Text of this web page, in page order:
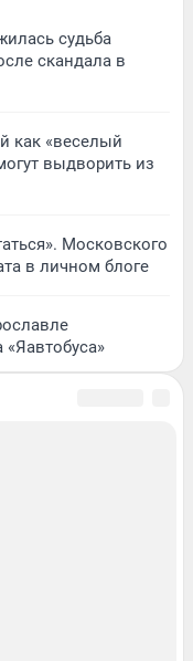
судьба
скандала в
как «веселый
выдворить из
Московского
в личном блоге